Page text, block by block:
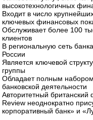
высокотехнологичных
Входит в число
ключевых финансовых
Обслуживает более 100
клиентов
В региональную сеть
России
Является ключевой
группы
Обладает полным
банковской деятельности
Авторитетный
Review неоднократно
корпоративный банк» и